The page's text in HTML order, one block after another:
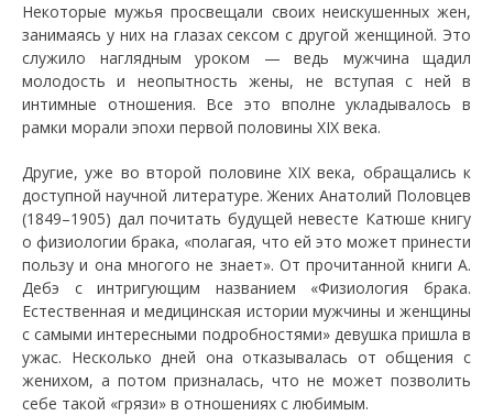
Некоторые мужья просвещали своих неискушенных жен,
занимаясь у них на глазах сексом с другой женщиной. Это
служило наглядным уроком — ведь мужчина щадил
молодость и неопытность жены, не вступая с ней в
интимные отношения. Все это вполне укладывалось в
рамки морали эпохи первой половины XIX века.
Другие, уже во второй половине XIX века, обращались к
доступной научной литературе. Жених Анатолий Половцев
(1849–1905) дал почитать будущей невесте Катюше книгу
о физиологии брака, «полагая, что ей это может принести
пользу и она многого не знает». От прочитанной книги А.
Дебэ с интригующим названием «Физиология брака.
Естественная и медицинская истории мужчины и женщины
с самыми интересными подробностями» девушка пришла в
ужас. Несколько дней она отказывалась от общения с
женихом, а потом призналась, что не может позволить
себе такой «грязи» в отношениях с любимым.